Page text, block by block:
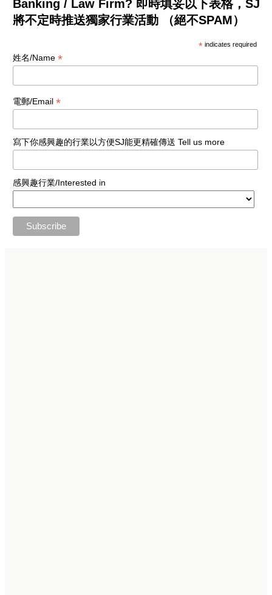
Banking / Law Firm? 即時填妥以下表格，SJ
將不定時推送獨家行業活動 （絕不SPAM）
* indicates required
姓名/Name *
電郵/Email *
寫下你感興趣的行業以方便SJ能更精確傳送 Tell us more
感興趣行業/Interested in